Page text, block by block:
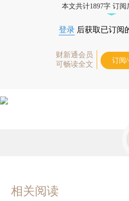
本文共计1897字 订阅
登录 后获取已订阅
财新通会员
可畅读全文
订阅
相关阅读